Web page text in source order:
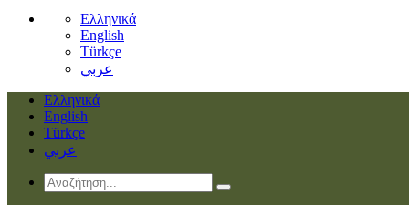
Ελληνικά
English
Türkçe
عربي
Ελληνικά
English
Türkçe
عربي